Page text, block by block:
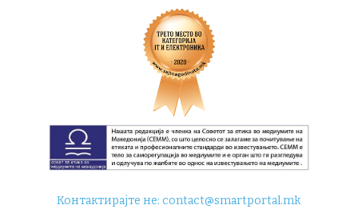
Контактирајте не:contact@smartportal.mk